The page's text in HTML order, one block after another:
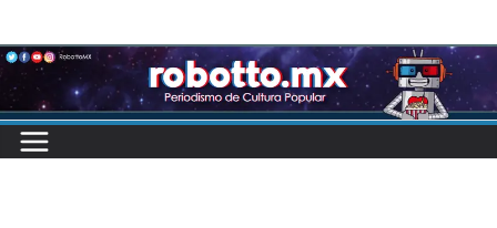
to
content